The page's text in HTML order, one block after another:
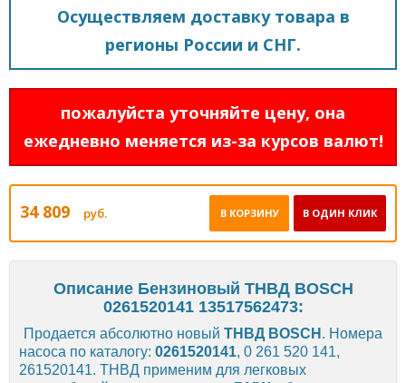
Осуществляем доставку товара в
регионы России и СНГ.
пожалуйста уточняйте цену, она
ежедневно меняется из-за курсов валют!
34 809 руб. В ОДИН КЛИК
В КОРЗИНУ
Описание Бензиновый ТНВД BOSCH
0261520141 13517562473:
Продается абсолютно новый ТНВД BOSCH . Номера
насоса по каталогу: 0261520141, 0 261 520 141,
261520141. ТНВД применим для легковых